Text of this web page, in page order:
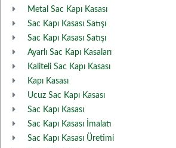
Metal Sac Kapı Kasası
Sac Kapı Kasası Satışı
Sac Kapı Kasası Satışı
Ayarlı Sac Kapı Kasaları
Kaliteli Sac Kapı Kasası
Kapı Kasası
Ucuz Sac Kapı Kasası
Sac Kapı Kasası
Sac Kapı Kasası İmalatı
Sac Kapı Kasası Üretimi